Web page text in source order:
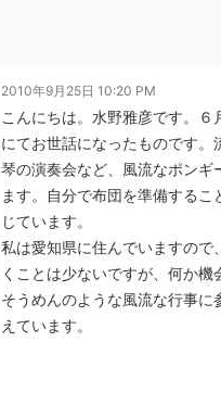
2010年9月25日 10:20 PM
こんにちは。水野雅彦です。６
にてお世話になったものです。
琴の演奏会など、風流なポンギ
ます。自分で布団を準備するこ
じています。
私は愛知県に住んでいますので
くことは少ないですが、何か機
そうめんのような風流な行事に
えています。